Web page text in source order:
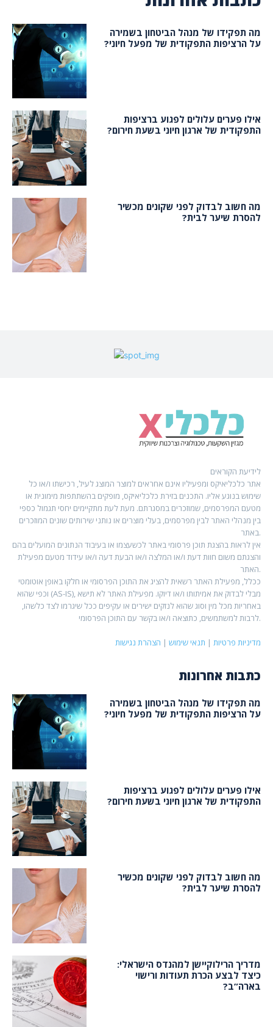
מה תפקידו של מנהל הביטחון בשמירה
על הרציפות התפקודית של מפעל חיוני?
אילו פערים עלולים לפגוע ברציפות
התפקודית של ארגון חיוני בשעת חירום?
מה חשוב לבדוק לפני שקונים מכשיר
להסרת שיער לבית?
לידיעת הקוראים
אתר כלכליאיקס ומפעיליו אינם אחראים למוצר המוצג לעיל, רכישתו ו/או כל
שימוש בנוגע אליו. התכנים בזירת כלכליאיקס, מופקים בהשתתפות מימונית או
מטעם המפרסמים, שמוזכרים במסגרתם. מעת לעת מתקיימים יחסי תגמול כספי
בין מנהלי האתר לבין מפרסמים, בעלי מוצרים או נותני שירותים שונים המוזכרים
באתר.
אין לראות בהצגת תוכן פרסומי באתר לכשעצמו או בעיבוד הנתונים המועלים בהם
והצגתם משום חוות דעת ו/או המלצה ו/או הבעת דעה ו/או עידוד מטעם מפעילת
האתר.
ככלל, מפעילת האתר רשאית להציג את התוכן הפרסומי או חלקו באופן אוטומטי
וכפי שהוא (AS-IS), מבלי לבדוק את אמיתותו ו/או דיוקו. מפעילת האתר לא תישא
באחריות מכל מין וסוג שהוא לנזקים ישירים או עקיפים ככל שיגרמו לצד כלשהו,
לרבות למשתמשים, כתוצאה ו/או בקשר עם התוכן הפרסומי.
מדיניות פרטיות | תנאי שימוש | הצהרת נגישות
כתבות אחרונות
מה תפקידו של מנהל הביטחון בשמירה
על הרציפות התפקודית של מפעל חיוני?
אילו פערים עלולים לפגוע ברציפות
התפקודית של ארגון חיוני בשעת חירום?
מה חשוב לבדוק לפני שקונים מכשיר
להסרת שיער לבית?
מדריך הרילוקיישן למהנדס הישראלי:
כיצד לבצע הכרת תעודות ורישוי
בארה”ב?